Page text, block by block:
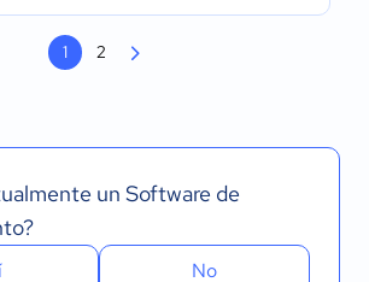
1 2
un Software de
No